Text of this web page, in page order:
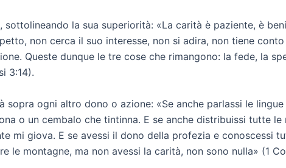
la sua superiorità: «La carità è paziente, è
non cerca il suo interesse, non si adira, non tiene
Queste dunque le tre cose che rimangono: la fede, la
3:14).
ogni altro dono o azione: «Se anche parlassi le
o un cembalo che tintinna. E se anche distribuissi tutte
mi giova. E se avessi il dono della profezia e conoscessi
le montagne, ma non avessi la carità, non sono nulla» (1